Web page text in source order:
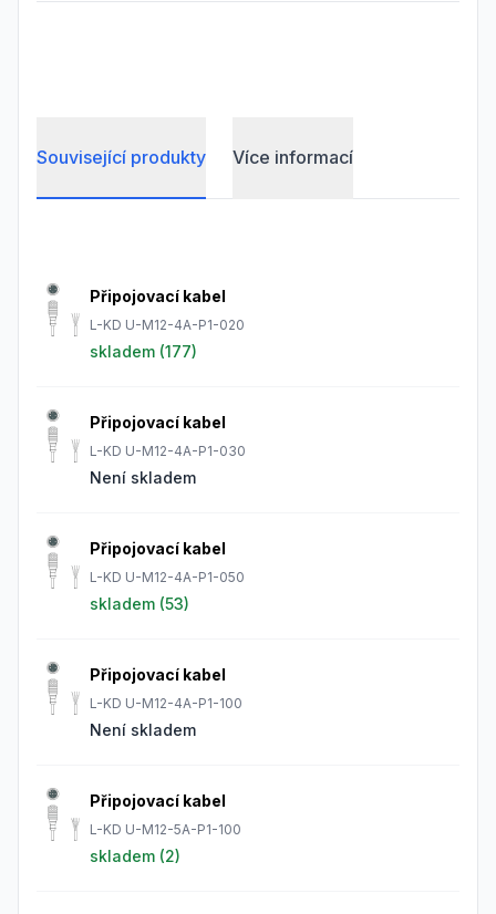
Související produkty Více informací
Připojovací kabel
L-KD U-M12-4A-P1-020
skladem (177)
Připojovací kabel
L-KD U-M12-4A-P1-030
Není skladem
Připojovací kabel
L-KD U-M12-4A-P1-050
skladem (53)
Připojovací kabel
L-KD U-M12-4A-P1-100
Není skladem
Připojovací kabel
L-KD U-M12-5A-P1-100
skladem (2)